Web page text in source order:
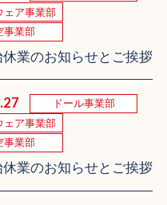
ェア事業部
事業部
業のお知らせとご挨拶
ドール事業部
ェア事業部
事業部
業のお知らせとご挨拶